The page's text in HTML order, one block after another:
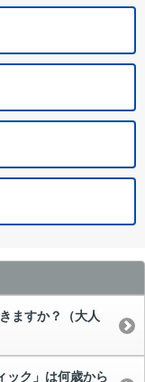
ますか？（大人
ック」は何歳から